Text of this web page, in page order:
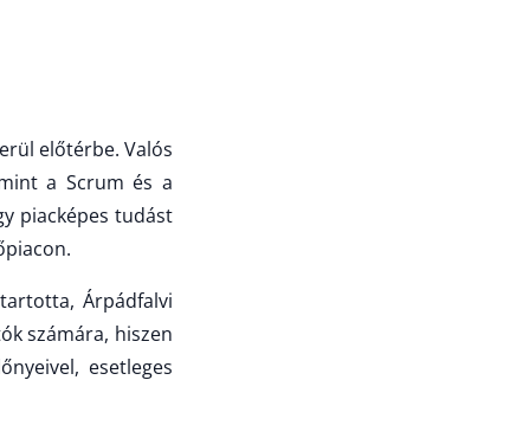
előtérbe. Valós
a Scrum és a
piacképes tudást
Árpádfalvi
számára, hiszen
esetleges